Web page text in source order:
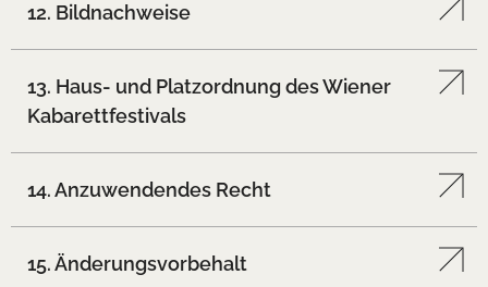
12. Bildnachweise
13. Haus- und Platzordnung des Wiener
Kabarettfestivals
14. Anzuwendendes Recht
15. Änderungsvorbehalt